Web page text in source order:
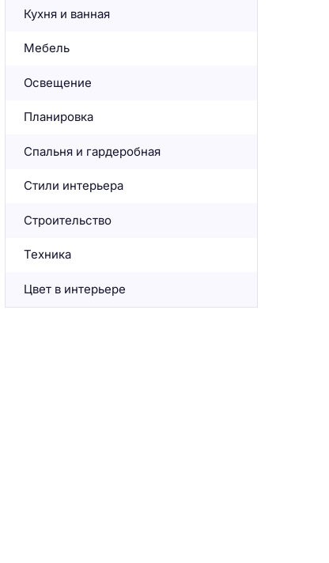
Кухня и ванная
Мебель
Освещение
Планировка
Спальня и гардеробная
Стили интерьера
Строительство
Техника
Цвет в интерьере